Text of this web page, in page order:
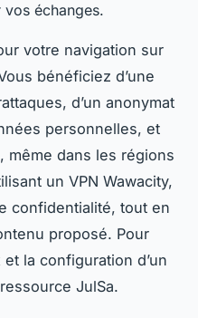
échanges.
votre navigation sur
bénéficiez d’une
d’un anonymat
personnelles, et
même dans les régions
un VPN Wawacity,
confidentialité, tout en
proposé. Pour
la configuration d’un
JulSa.